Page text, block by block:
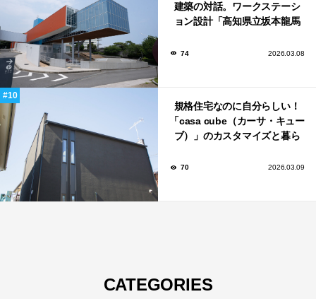
建築の対話。ワークステーシ
ョン設計「高知県立坂本龍馬
74 2026.03.08
規格住宅なのに自分らしい！
「casa cube（カーサ・キュー
ブ）」のカスタマイズと暮ら
70 2026.03.09
CATEGORIES